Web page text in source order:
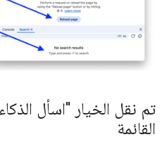
تم نقل الخيار "اسأل
القائمة